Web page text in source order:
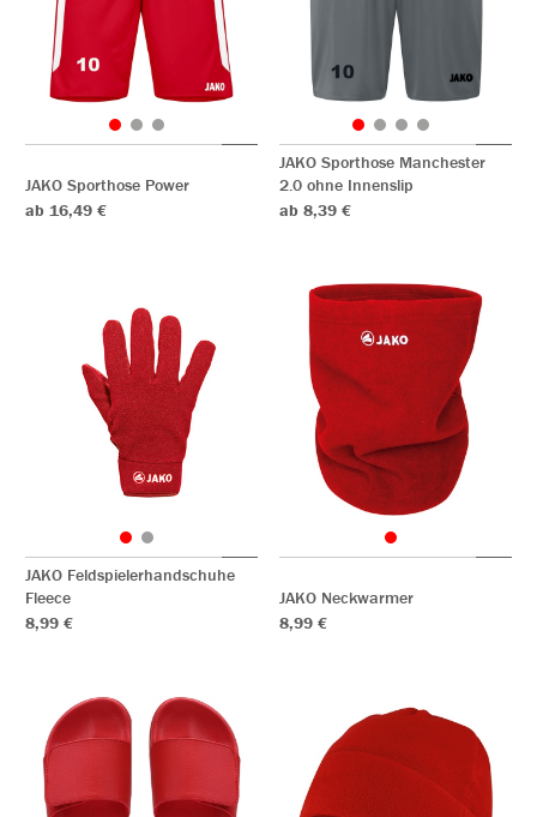
JAKO Sporthose Power
ab 16,49 €
JAKO Sporthose Manchester
2.0 ohne Innenslip
ab 8,39 €
JAKO Feldspielerhandschuhe
Fleece
8,99 €
JAKO Neckwarmer
8,99 €